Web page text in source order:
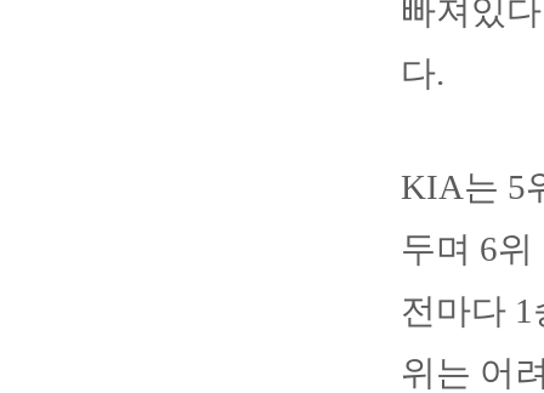
빠져있
다.
KIA는 5
두며 6
전마다
위는 어